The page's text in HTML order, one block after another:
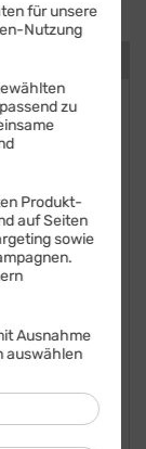
für unsere
Nutzung
zu
Produkt-
auf Seiten
sowie
Ausnahme
auswählen